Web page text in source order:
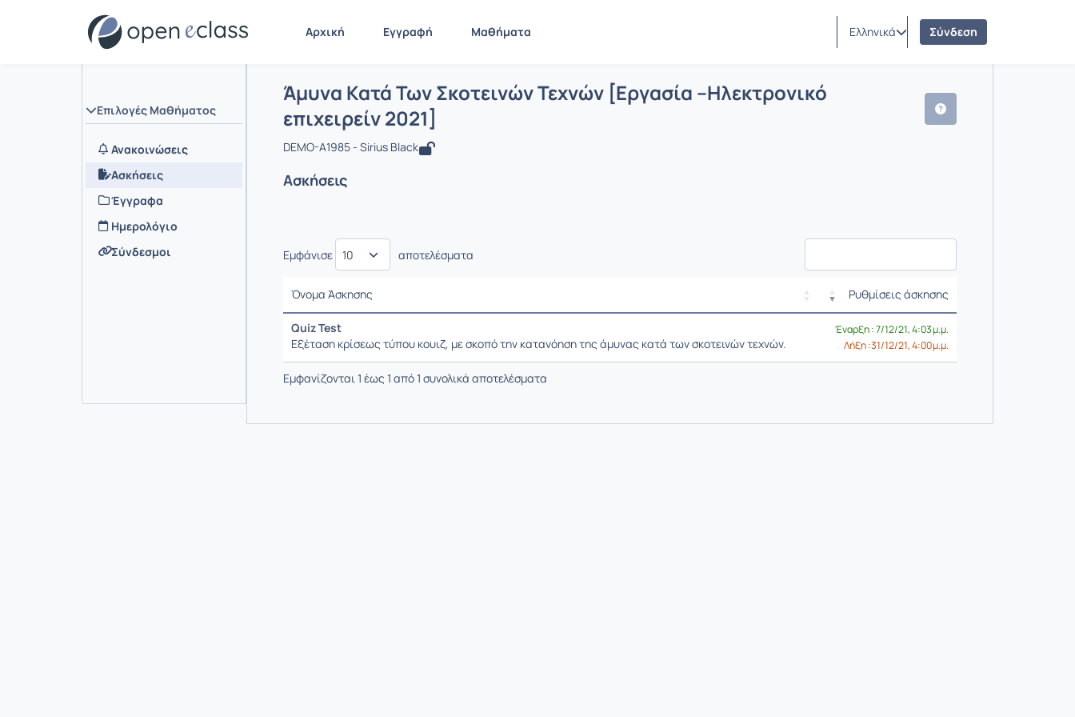
Αρχική Εγγραφή Μαθήματα Ελληνικά Σύνδεση
Επιλογές Μαθήματος
Ανακοινώσεις
Ασκήσεις
Έγγραφα
Ημερολόγιο
Σύνδεσμοι
Μάθημα : Άμυνα Κατά Των Σκοτεινών Τεχνών [Εργασία –Ηλεκτρονικό επιχειρείν 2021]
Άμυνα Κατά Των Σκοτεινών Τεχνών [Εργασία –Ηλεκτρονικό
επιχειρείν 2021]
DEMO-A1985 - Sirius Black
Ασκήσεις
Εμφάνισε αποτελέσματα
Όνομα Άσκησης
Ρυθμίσεις άσκησης
Ρυθμίσεις επιλογής /
Quiz Test
Εξέταση κρίσεως τύπου κουιζ, με σκοπό την κατανόηση της άμυνας κατά των σκοτεινών τεχνών.
Έναρξη : 7/12/21, 4:03 μ.μ.
Λήξη :31/12/21, 4:00 μ.μ.
Εμφανίζονται 1 έως 1 από 1 συνολικά αποτελέσματα